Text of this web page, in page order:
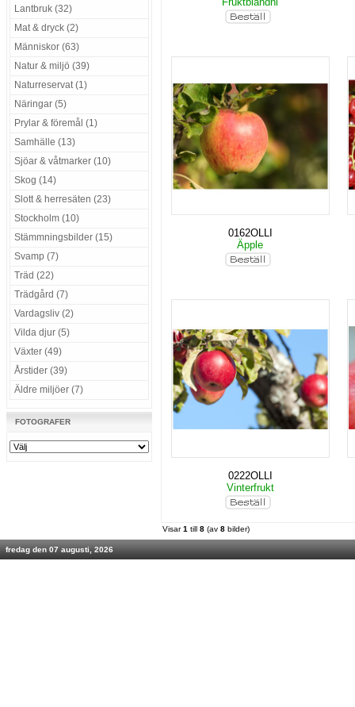
Lantbruk (32)
Mat & dryck (2)
Människor (63)
Natur & miljö (39)
Naturreservat (1)
Näringar (5)
Prylar & föremål (1)
Samhälle (13)
Sjöar & våtmarker (10)
Skog (14)
Slott & herresäten (23)
Stockholm (10)
Stämmningsbilder (15)
Svamp (7)
Träd (22)
Trädgård (7)
Vardagsliv (2)
Vilda djur (5)
Växter (49)
Årstider (39)
Äldre miljöer (7)
FOTOGRAFER
0162OLLI
Äpple
0222OLLI
Vinterfrukt
Visar1 till 8 (av 8 bilder)
fredag den 07 augusti, 2026